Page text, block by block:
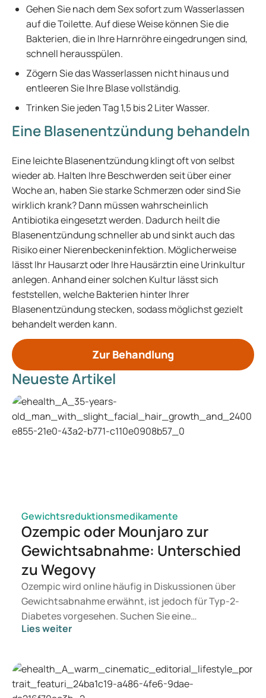
Gehen Sie nach dem Sex sofort zum Wasserlassen
auf die Toilette. Auf diese Weise können Sie die
Bakterien, die in Ihre Harnröhre eingedrungen sind,
schnell herausspülen.
Zögern Sie das Wasserlassen nicht hinaus und
entleeren Sie Ihre Blase vollständig.
Trinken Sie jeden Tag 1,5 bis 2 Liter Wasser.
Eine Blasenentzündung behandeln
Eine leichte Blasenentzündung klingt oft von selbst
wieder ab. Halten Ihre Beschwerden seit über einer
Woche an, haben Sie starke Schmerzen oder sind Sie
wirklich krank? Dann müssen wahrscheinlich
Antibiotika eingesetzt werden. Dadurch heilt die
Blasenentzündung schneller ab und sinkt auch das
Risiko einer Nierenbeckeninfektion. Möglicherweise
lässt Ihr Hausarzt oder Ihre Hausärztin eine Urinkultur
anlegen. Anhand einer solchen Kultur lässt sich
feststellen, welche Bakterien hinter Ihrer
Blasenentzündung stecken, sodass möglichst gezielt
behandelt werden kann.
Zur Behandlung
Neueste Artikel
Gewichtsreduktionsmedikamente
Ozempic oder Mounjaro zur
Gewichtsabnahme: Unterschied
zu Wegovy
Ozempic wird online häufig in Diskussionen über
Gewichtsabnahme erwähnt, ist jedoch für Typ-2-
Diabetes vorgesehen. Suchen Sie eine
Behandlung zur Gewichtskontrolle, kommen eher
Arzt auf Basis Ihrer Gesundheit, Ihres BMI und
Ihres Medikamentengebrauchs.
Lies weiter